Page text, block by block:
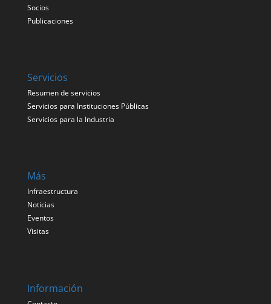
Socios
Publicaciones
Servicios
Resumen de servicios
Servicios para Instituciones Públicas
Servicios para la Industria
Más
Infraestructura
Noticias
Eventos
Visitas
Información